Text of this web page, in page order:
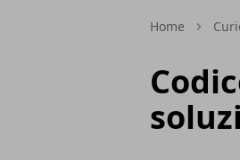
Home